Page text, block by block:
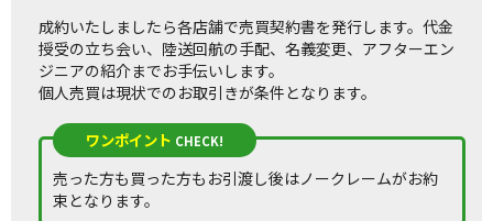
成約いたしましたら各店舗で売買契約書を発行します。代金
授受の立ち会い、陸送回航の手配、名義変更、アフターエン
ジニアの紹介までお手伝いします。
個人売買は現状でのお取引きが条件となります。
ワンポイント CHECK!
売った方も買った方もお引渡し後はノークレームがお約
束となります。